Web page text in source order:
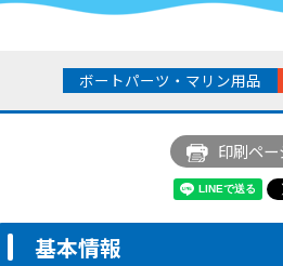
ボートパーツ・マリン用品
印刷ペー
基本情報